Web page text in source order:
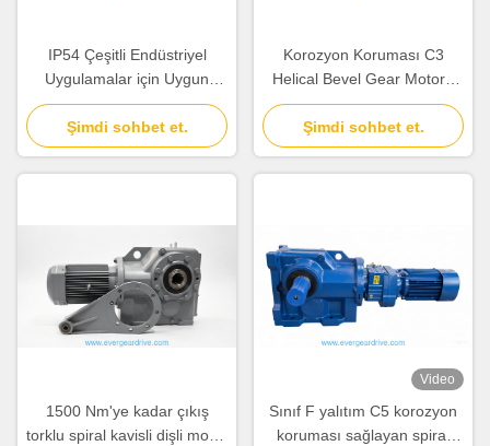
IP54 Çeşitli Endüstriyel
Uygulamalar için Uygun
40Cr ve 20CrMnTi Akçayı
Malzemesi Olan Helical
Bevel Gear Motor
Şimdi sohbet et.
Korozyon Koruması C3
Helical Bevel Gear Motoru
Ağır Görev için İdeal
Şimdi sohbet et.
1500 Nm'ye kadar çıkış
torklu spiral kavisli dişli motor
Video
Sınıf F yalıtım C5 korozyon
koruması sağlayan spiral